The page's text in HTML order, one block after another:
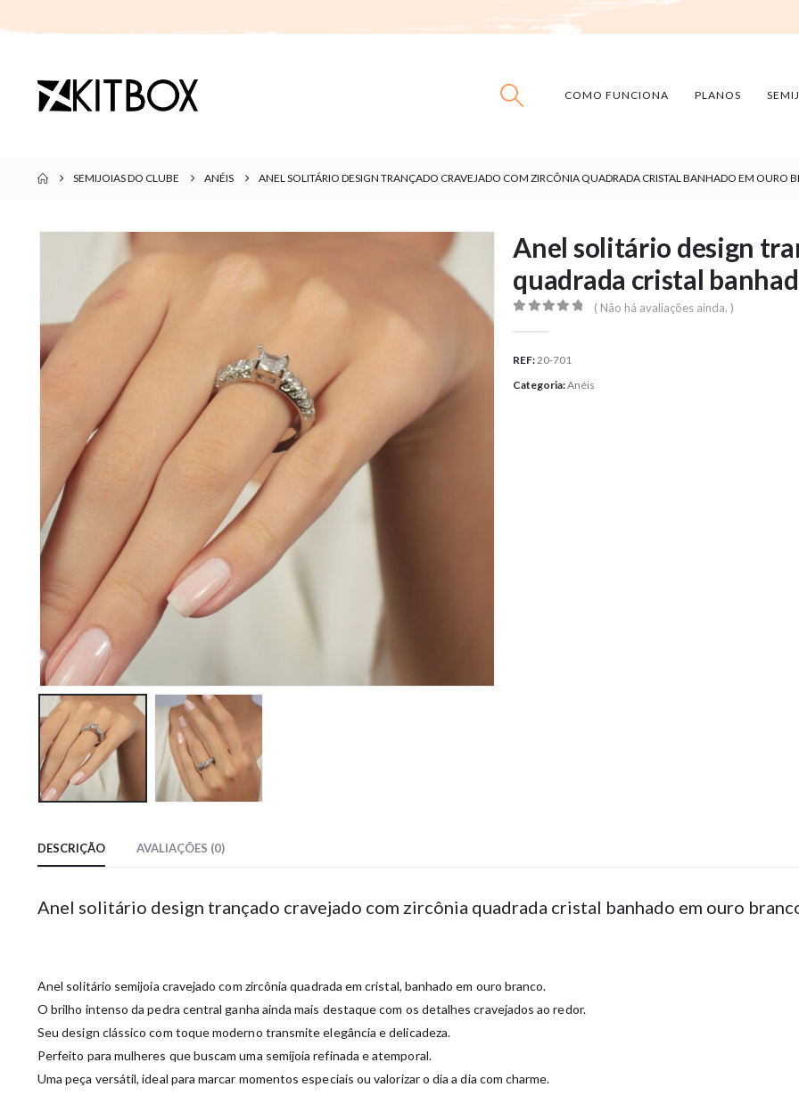
COMO FUNCIONA PLANOS
SEMIJOIAS DO CLUBE ANÉIS ANEL SOLITÁRIO DESIGN TRANÇADO CRAVEJADO COM ZIRCÔNIA QUADRADA CRISTAL BANHADO EM OURO
Anel solitário design
quadrada cristal
( Não há avaliações ainda. )
REF:20-701
Categoria:Anéis
DESCRIÇÃO AVALIAÇÕES (0)
Anel solitário design trançado cravejado com zircônia quadrada cristal banhado em ouro
Anel solitário semijoia cravejadocom zircôniaquadrada emcristal, banhadoem ouro branco.
Obrilho intensodapedra centralganha aindamais destaquecom os detalhescravejadosaoredor.
Seudesign clássicocom toquemoderno transmiteelegânciaedelicadeza.
Perfeito para mulheres quebuscamuma semijoiarefinada eatemporal.
Umapeça versátil,ideal paramarcar momentosespeciais ouvalorizarodiaadia comcharme.